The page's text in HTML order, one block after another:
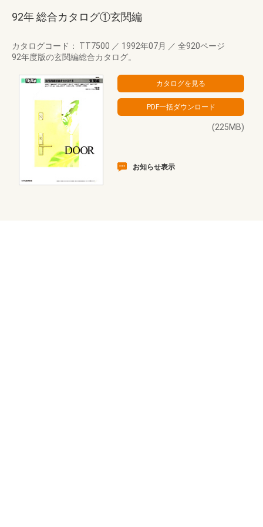
92年 総合カタログ①玄関編
カタログコード： TT7500 ／ 1992年07月 ／ 全920ページ
92年度版の玄関編総合カタログ。
(225MB)
お知らせ表示